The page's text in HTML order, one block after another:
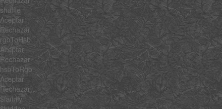
shuffle
Aceptar
Rechazar
rgbToHsb
Aceptar
Rechazar
hsbToRgb
Aceptar
Rechazar
$family